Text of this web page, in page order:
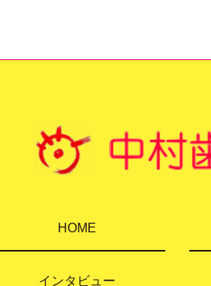
HOME
インタビュー